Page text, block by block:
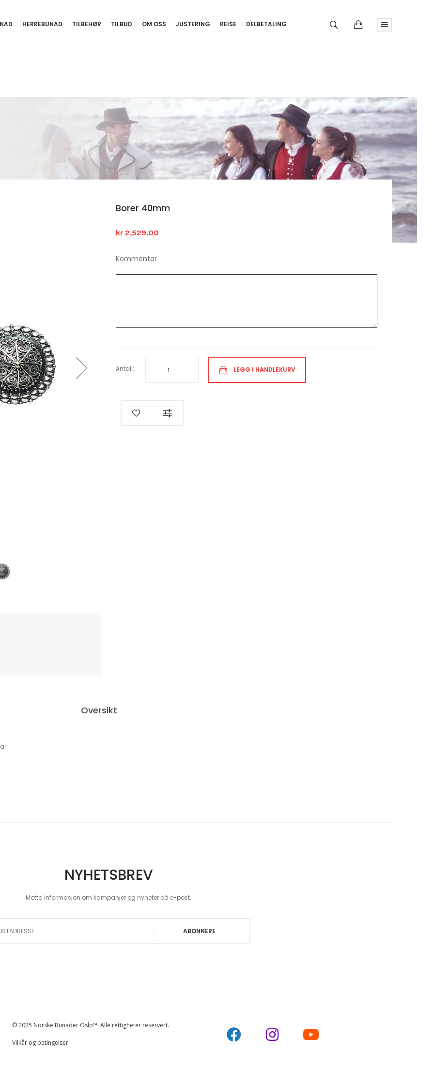
HERREBUNAD TILBEHØR TILBUD OM OSS JUSTERING REISE DELBETALING
Borer 40mm
kr 2,529.00
Kommentar
Antall: LEGG I HANDLEKURV
Oversikt
NYHETSBREV
Motta informasjon om kampanjer og nyheter på e-post.
ABONNERE
© 2025 Norske Bunader Oslo™. Alle rettigheter reservert.
Vilkår og betingelser